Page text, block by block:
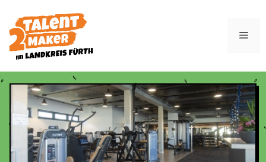
Inhalt
springen